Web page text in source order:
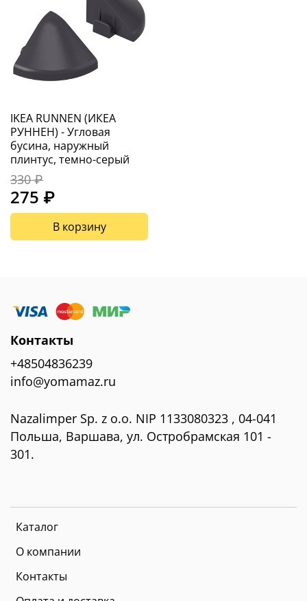
IKEA RUNNEN (ИКЕА
РУННЕН) - Угловая
бусина, наружный
плинтус, темно-серый
330 ₽
275 ₽
В корзину
Каталог
О компании
Контакты
Контакты
+48504836239
info@yomamaz.ru
Nazalimper Sp. z o.o. NIP 1133080323 , 04-041
Польша, Варшава, ул. Остробрамская 101 -
301.